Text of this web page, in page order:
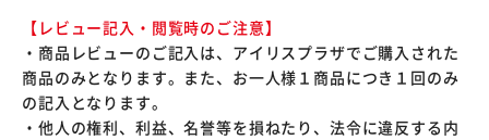
【レビュー記入・閲覧時のご注意】
・商品レビューのご記入は、アイリスプラザでご購入された
商品のみとなります。また、お一人様１商品につき１回のみ
の記入となります。
・他人の権利、利益、名誉等を損ねたり、法令に違反する内